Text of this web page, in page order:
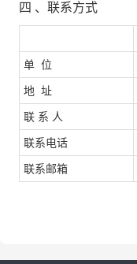
四 、联系方式
单 位
地 址
联 系 人
联系电话
联系邮箱